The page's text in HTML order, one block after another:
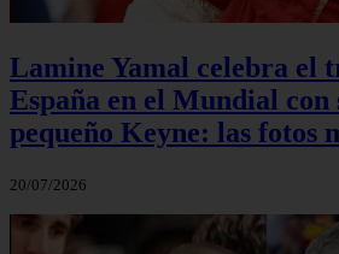
Lamine Yamal celebra el
España en el Mundial con
pequeño Keyne: las fotos
20/07/2026